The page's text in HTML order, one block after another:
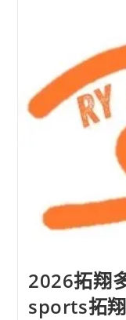
棋
新
手
村)
2026拓翔
sports拓